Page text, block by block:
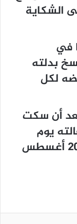
الشكاية
في
بدلته
لكل
أن سكت
يوم
أمس يوم الحادثة الموافق 20 أغسطس